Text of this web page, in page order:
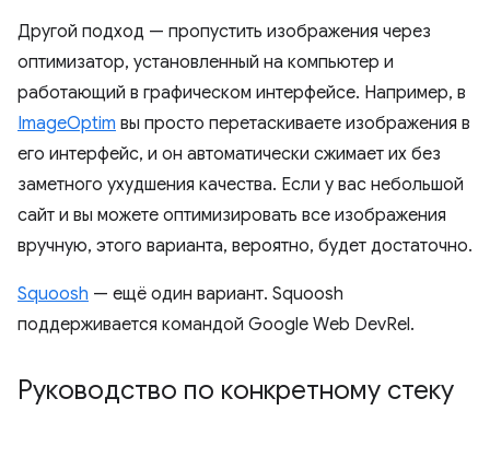
Другой подход — пропустить изображения через
оптимизатор, установленный на компьютер и
работающий в графическом интерфейсе. Например, в
ImageOptim вы просто перетаскиваете изображения в
его интерфейс, и он автоматически сжимает их без
заметного ухудшения качества. Если у вас небольшой
сайт и вы можете оптимизировать все изображения
вручную, этого варианта, вероятно, будет достаточно.
Squoosh — ещё один вариант. Squoosh
поддерживается командой Google Web DevRel.
Руководство по конкретному стеку